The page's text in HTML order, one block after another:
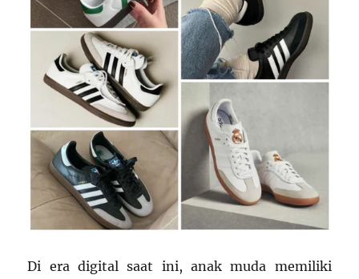
Di era digital saat ini, anak muda memiliki